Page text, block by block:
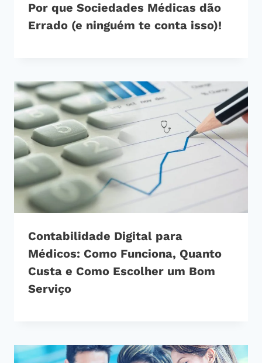
Por que Sociedades Médicas dão
Errado (e ninguém te conta isso)!
Contabilidade Digital para
Médicos: Como Funciona, Quanto
Custa e Como Escolher um Bom
Serviço